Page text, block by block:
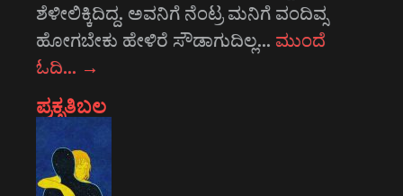
ಶೆಳೀಲಿಕ್ಕಿದಿದ್ದ. ಅವನಿಗೆ ನೆಂಟ್ರ ಮನಿಗೆ ವಂದಿವ್ಸ
ಹೋಗಬೇಕು ಹೇಳಿರೆ ಸೌಡಾಗುದಿಲ್ಲ… ಮುಂದೆ
ಓದಿ… →
ಪ್ರಕೃತಿಬಲ